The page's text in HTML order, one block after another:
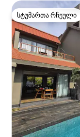
სტუმართა რჩეული
სტუმართა რჩეული